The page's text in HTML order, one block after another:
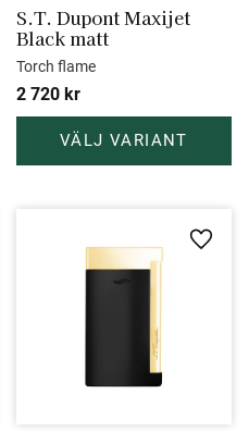
S.T. Dupont Maxijet
Black matt
Torch flame
2 720 kr
till i favoriter Lägg